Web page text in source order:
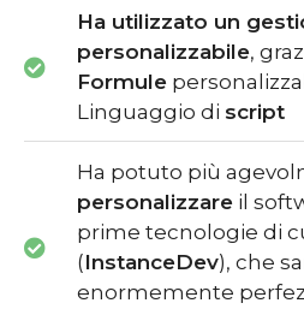
Ha utilizzato un
personalizzabile,
Formule
Linguaggio di script
Ha potuto più
personalizzareil
prime tecnologie di
(InstanceDev), che
enormemente